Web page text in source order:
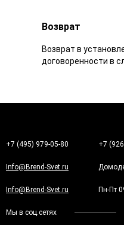
Возврат
Возврат в
договоренности в
+7 (495) 979-05-80 +7
Info@Brend-Svet.ru
Info@Brend-Svet.ru Пн-Пт
Мы в соц.сетях